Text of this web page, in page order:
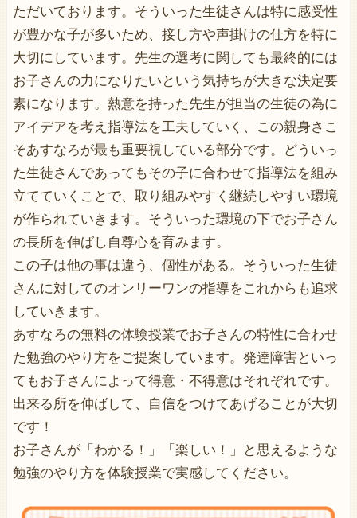
ただいております。そういった生徒さんは特に感受性
が豊かな子が多いため、接し方や声掛けの仕方を特に
大切にしています。先生の選考に関しても最終的には
お子さんの力になりたいという気持ちが大きな決定要
素になります。熱意を持った先生が担当の生徒の為に
アイデアを考え指導法を工夫していく、この親身さこ
そあすなろが最も重要視している部分です。どういっ
た生徒さんであってもその子に合わせて指導法を組み
立てていくことで、取り組みやすく継続しやすい環境
が作られていきます。そういった環境の下でお子さん
の長所を伸ばし自尊心を育みます。
この子は他の事は違う、個性がある。そういった生徒
さんに対してのオンリーワンの指導をこれからも追求
していきます。
あすなろの無料の体験授業でお子さんの特性に合わせ
た勉強のやり方をご提案しています。発達障害といっ
てもお子さんによって得意・不得意はそれぞれです。
出来る所を伸ばして、自信をつけてあげることが大切
です！
お子さんが「わかる！」「楽しい！」と思えるような
勉強のやり方を体験授業で実感してください。